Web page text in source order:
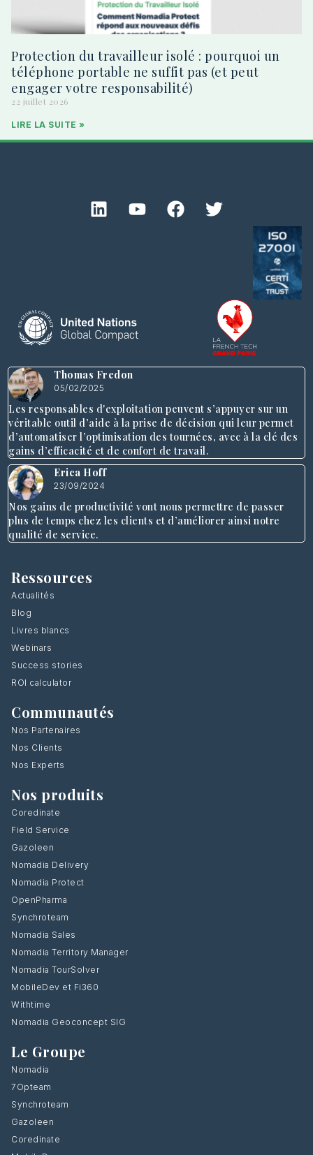
Protection du travailleur isolé : pourquoi un
téléphone portable ne suffit pas (et peut
engager votre responsabilité)
22 juillet 2026
LIRE LA SUITE »
Thomas Fredon
05/02/2025
Les responsables d'exploitation peuvent s’appuyer sur un
véritable outil d’aide à la prise de décision qui leur permet
d’automatiser l’optimisation des tournées, avec à la clé des
gains d’efficacité et de confort de travail.
Erica Hoff
23/09/2024
Nos gains de productivité vont nous permettre de passer
plus de temps chez les clients et d’améliorer ainsi notre
qualité de service.
Ressources
Actualités
Blog
Livres blancs
Webinars
Success stories
ROI calculator
Communautés
Nos Partenaires
Nos Clients
Nos Experts
Nos produits
Coredinate
Field Service
Gazoleen
Nomadia Delivery
Nomadia Protect
OpenPharma
Synchroteam
Nomadia Sales
Nomadia Territory Manager
Nomadia TourSolver
MobileDev et Fi360
Withtime
Nomadia Geoconcept SIG
Le Groupe
Nomadia
7Opteam
Synchroteam
Gazoleen
Coredinate